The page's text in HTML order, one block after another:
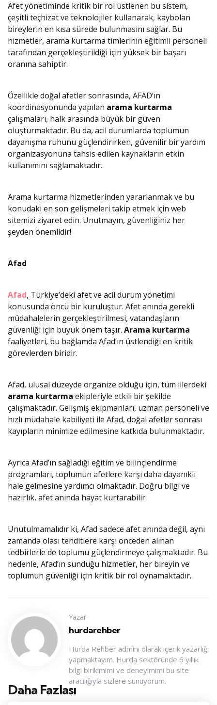
Afet yönetiminde kritik bir rol üstlenen bu sistem,
çeşitli teçhizat ve teknolojiler kullanarak, kaybolan
bireylerin en kısa sürede bulunmasını sağlar. Bu
hizmetler, arama kurtarma timlerinin eğitimli personeli
tarafından gerçekleştirildiği için yüksek bir başarı
oranına sahiptir.
Özellikle doğal afetler sonrasında, AFAD’ın
koordinasyonunda yapılan arama kurtarma
çalışmaları, halk arasında büyük bir güven
oluşturmaktadır. Bu da, acil durumlarda toplumun
dayanışma ruhunu güçlendirirken, güvenilir bir yardım
organizasyonuna tahsis edilen kaynakların etkin
kullanımını sağlamaktadır.
Arama kurtarma hizmetlerinden yararlanmak ve bu
konudaki en son gelişmeleri takip etmek için web
sitemizi ziyaret edin. Unutmayın, güvenliğiniz her
şeyden önemlidir!
Afad
Afad, Türkiye’deki afet ve acil durum yönetimi
konusunda öncü bir kuruluştur. Afet anında gerekli
müdahalelerin gerçekleştirilmesi, vatandaşların
güvenliği için büyük önem taşır. Arama kurtarma
faaliyetleri, bu bağlamda Afad’ın üstlendiği en kritik
görevlerden biridir.
Afad, ulusal düzeyde organize olduğu için, tüm illerdeki
arama kurtarma ekipleriyle etkili bir şekilde
çalışmaktadır. Gelişmiş ekipmanları, uzman personeli ve
hızlı müdahale kabiliyeti ile Afad, doğal afetler sonrası
kayıpların minimize edilmesine katkıda bulunmaktadır.
Ayrıca Afad’ın sağladığı eğitim ve bilinçlendirme
programları, toplumun afetlere karşı daha dayanıklı
hale gelmesine yardımcı olmaktadır. Doğru bilgi ve
hazırlık, afet anında hayat kurtarabilir.
Unutulmamalıdır ki, Afad sadece afet anında değil, aynı
zamanda olası tehditlere karşı önceden alınan
tedbirlerle de toplumu güçlendirmeye çalışmaktadır. Bu
nedenle, Afad’ın sunduğu hizmetler, her bireyin ve
toplumun güvenliği için kritik bir rol oynamaktadır.
Yazar
hurdarehber
Hurda Rehber admini olarak içerik yazarlığı
yapmaktayım. Hurda sektöründe 6 yıllık
bilgi birikimimi ve deneyimimi bu site
aracılığıyla sizlere sunuyorum.
Daha Fazlası
Konu